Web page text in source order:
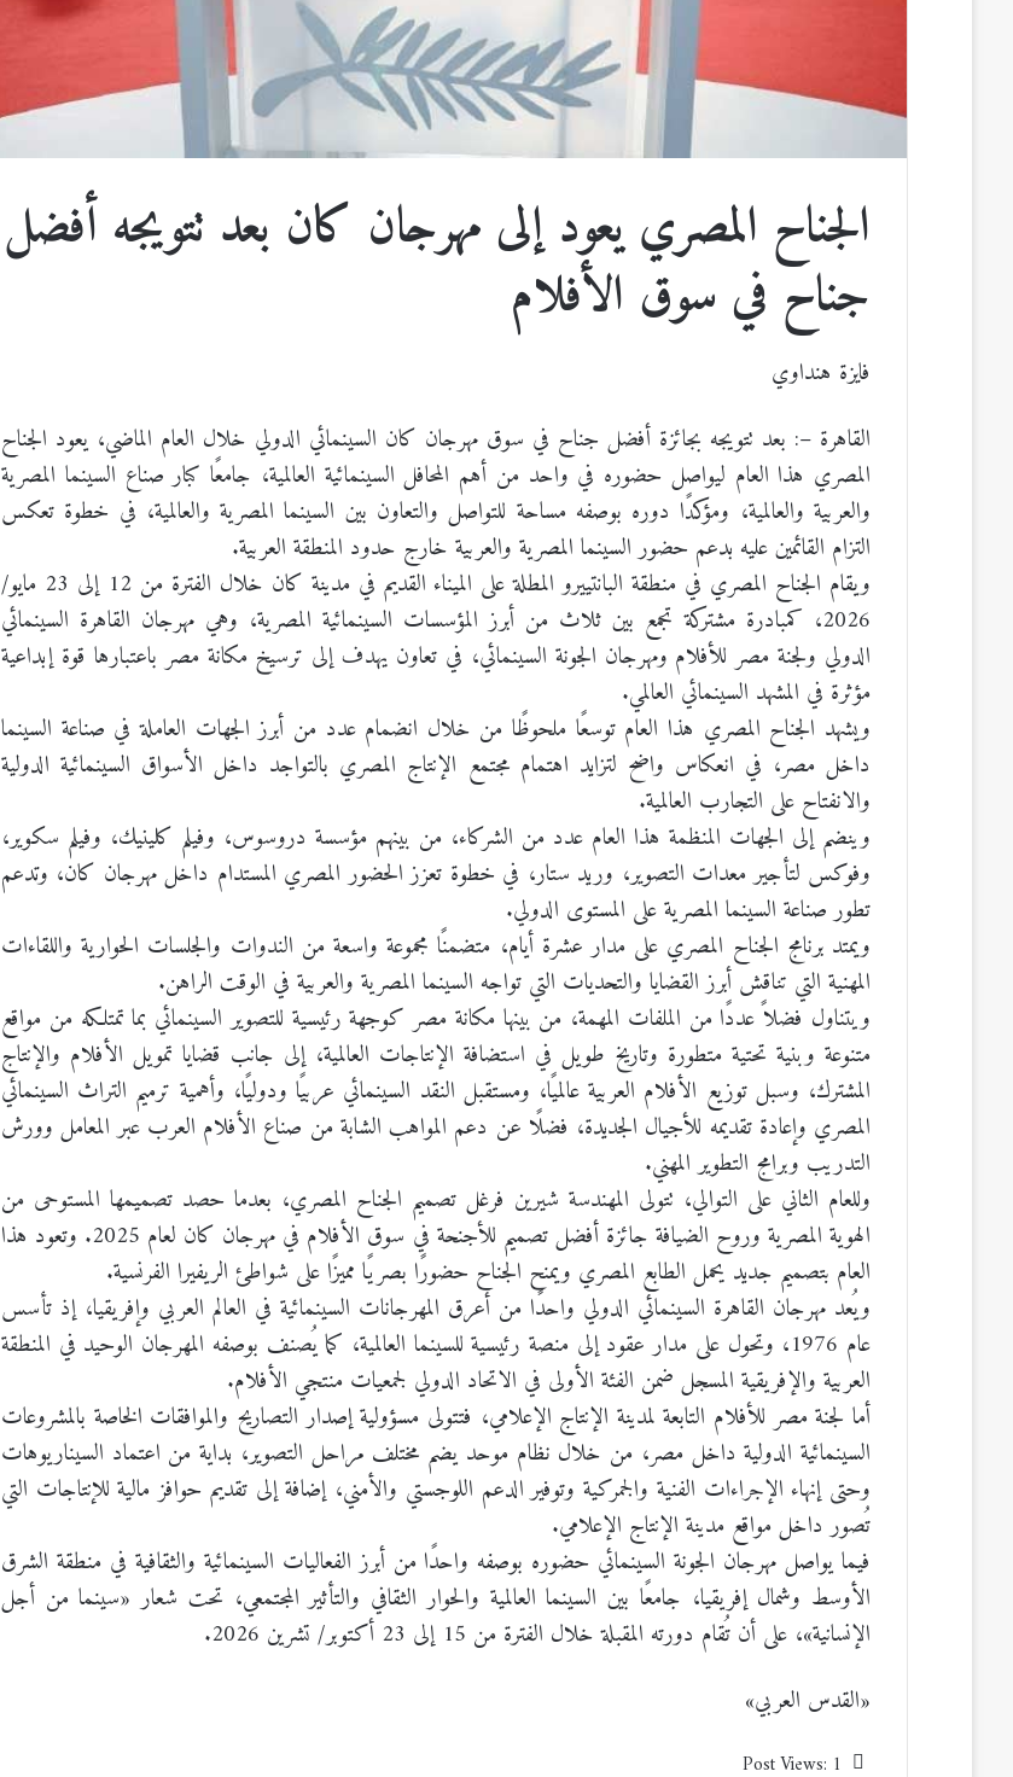
الجناح المصري يعود إلى مهرجان كان بعد تتويجه أفضل
جناح في سوق الأفلام
فايزة هنداوي
القاهرة –: بعد تتويجه بجائزة أفضل جناح في سوق مهرجان كان السينمائي الدولي خلال العام الماضي، يعود الجناح
المصري هذا العام ليواصل حضوره في واحد من أهم المحافل السينمائية العالمية، جامعًا كبار صناع السينما المصرية
والعربية والعالمية، ومؤكدًا دوره بوصفه مساحة للتواصل والتعاون بين السينما المصرية والعالمية، في خطوة تعكس
التزام القائمين عليه بدعم حضور السينما المصرية والعربية خارج حدود المنطقة العربية.
ويقام الجناح المصري في منطقة البانتييرو المطلة على الميناء القديم في مدينة كان خلال الفترة من 12 إلى 23 مايو/
2026، كمبادرة مشتركة تجمع بين ثلاث من أبرز المؤسسات السينمائية المصرية، وهي مهرجان القاهرة السينمائي
الدولي ولجنة مصر للأفلام ومهرجان الجونة السينمائي، في تعاون يهدف إلى ترسيخ مكانة مصر باعتبارها قوة إبداعية
مؤثرة في المشهد السينمائي العالمي.
ويشهد الجناح المصري هذا العام توسعًا ملحوظًا من خلال انضمام عدد من أبرز الجهات العاملة في صناعة السينما
داخل مصر، في انعكاس واضح لتزايد اهتمام مجتمع الإنتاج المصري بالتواجد داخل الأسواق السينمائية الدولية
والانفتاح على التجارب العالمية.
وينضم إلى الجهات المنظمة هذا العام عدد من الشركاء، من بينهم مؤسسة دروسوس، وفيلم كلينيك، وفيلم سكوير،
وفوكس لتأجير معدات التصوير، وريد ستار، في خطوة تعزز الحضور المصري المستدام داخل مهرجان كان، وتدعم
تطور صناعة السينما المصرية على المستوى الدولي.
ويمتد برنامج الجناح المصري على مدار عشرة أيام، متضمنًا مجموعة واسعة من الندوات والجلسات الحوارية واللقاءات
المهنية التي تناقش أبرز القضايا والتحديات التي تواجه السينما المصرية والعربية في الوقت الراهن.
ويتناول فضلاً عددًا من الملفات المهمة، من بينها مكانة مصر كوجهة رئيسية للتصوير السينمائي بما تمتلكه من مواقع
متنوعة وبنية تحتية متطورة وتاريخ طويل في استضافة الإنتاجات العالمية، إلى جانب قضايا تمويل الأفلام والإنتاج
المشترك، وسبل توزيع الأفلام العربية عالميًا، ومستقبل النقد السينمائي عربيًا ودوليًا، وأهمية ترميم التراث السينمائي
المصري وإعادة تقديمه للأجيال الجديدة، فضلًا عن دعم المواهب الشابة من صناع الأفلام العرب عبر المعامل وورش
التدريب وبرامج التطوير المهني.
وللعام الثاني على التوالي، تتولى المهندسة شيرين فرغل تصميم الجناح المصري، بعدما حصد تصميمها المستوحى من
الهوية المصرية وروح الضيافة جائزة أفضل تصميم للأجنحة في سوق الأفلام في مهرجان كان لعام 2025. وتعود هذا
العام بتصميم جديد يحمل الطابع المصري ويمنح الجناح حضورًا بصريًا مميزًا على شواطئ الريفيرا الفرنسية.
ويُعد مهرجان القاهرة السينمائي الدولي واحدًا من أعرق المهرجانات السينمائية في العالم العربي وإفريقيا، إذ تأسس
عام 1976، وتحول على مدار عقود إلى منصة رئيسية للسينما العالمية، كما يُصنف بوصفه المهرجان الوحيد في المنطقة
العربية والإفريقية المسجل ضمن الفئة الأولى في الاتحاد الدولي لجمعيات منتجي الأفلام.
أما لجنة مصر للأفلام التابعة لمدينة الإنتاج الإعلامي، فتتولى مسؤولية إصدار التصاريح والموافقات الخاصة بالمشروعات
السينمائية الدولية داخل مصر، من خلال نظام موحد يضم مختلف مراحل التصوير، بداية من اعتماد السيناريوهات
وحتى إنهاء الإجراءات الفنية والجمركية وتوفير الدعم اللوجستي والأمني، إضافة إلى تقديم حوافز مالية للإنتاجات التي
تُصور داخل مواقع مدينة الإنتاج الإعلامي.
فيما يواصل مهرجان الجونة السينمائي حضوره بوصفه واحدًا من أبرز الفعاليات السينمائية والثقافية في منطقة الشرق
الأوسط وشمال إفريقيا، جامعًا بين السينما العالمية والحوار الثقافي والتأثير المجتمعي، تحت شعار «سينما من أجل
الإنسانية»، على أن تُقام دورته المقبلة خلال الفترة من 15 إلى 23 أكتوبر/ تشرين 2026.
«القدس العربي»
Post Views: 1